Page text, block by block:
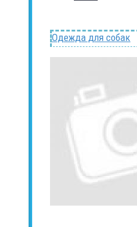
Одежда для собак